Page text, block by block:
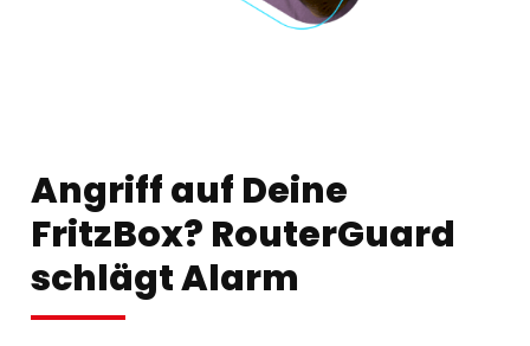
Angriff auf Deine
FritzBox? RouterGuard
schlägt Alarm